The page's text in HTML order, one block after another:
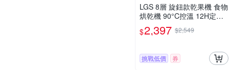
LGS 8層 旋鈕款乾果機 食物
烘乾機 90°C控溫 12H定時
果乾/肉乾/蔬菜/花茶適用 乾
果機 烘乾機 果乾機 食物乾
控乾果機
$2,397 $2,549
挑戰低價 券